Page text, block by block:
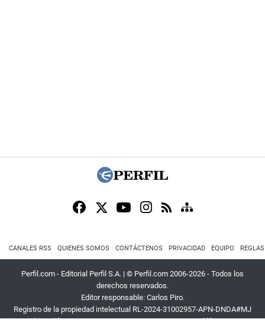
CANALES RSS QUIENES SOMOS CONTÁCTENOS PRIVACIDAD EQUIPO
Perfil.com - Editorial Perfil S.A. | © Perfil.com 2006-2026 - Todos los
derechos reservados.
Editor responsable: Carlos Piro.
Registro de la propiedad intelectual RL-2024-31002957-APN-DNDA#MJ
Dirección:California 2715,C1289ABI,CABA, Argentina| Teléfono:+54 9 11